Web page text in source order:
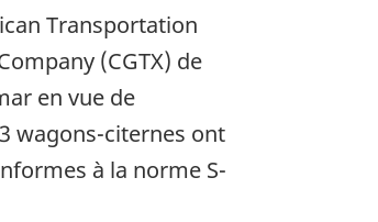
Transportation
(CGTX) de
en vue de
wagons-citernes ont
à la norme S-